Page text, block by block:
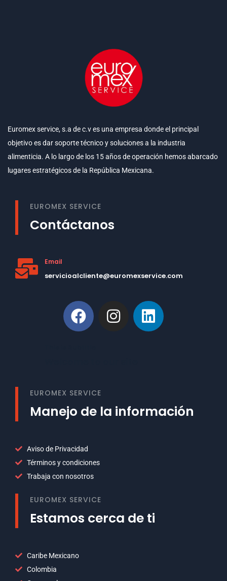
Euromex service, s.a de c.v es una empresa donde el principal
objetivo es dar soporte técnico y soluciones a la industria
alimenticia. A lo largo de los 15 años de operación hemos abarcado
lugares estratégicos de la República Mexicana.
EUROMEX SERVICE
Contáctanos
Email
servicioalcliente@euromexservice.com
EUROMEX SERVICE
Manejo de la información
Aviso de Privacidad
Términos y condiciones
Trabaja con nosotros
EUROMEX SERVICE
Estamos cerca de ti
Caribe Mexicano
Colombia